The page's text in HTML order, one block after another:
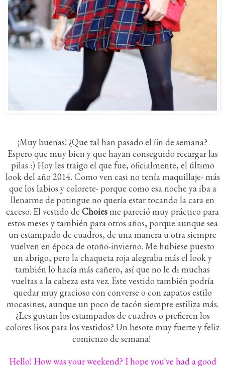
¡Muy buenas! ¿Que tal han pasado el fin de semana?
Espero que muy bien y que hayan conseguido recargar las
pilas :) Hoy les traigo el que fue, oficialmente, el último
look del año 2014. Como ven casi no tenía maquillaje- más
que los labios y colorete- porque como esa noche ya iba a
llenarme de potingue no quería estar tocando la cara en
exceso. El vestido de Choiesme pareció muy práctico para
estos meses y también para otros años, porque aunque sea
un estampado de cuadros, de una manera u otra siempre
vuelven en época de otoño-invierno. Me hubiese puesto
un abrigo, pero la chaqueta roja alegraba más el look y
también lo hacía más cañero, así que no le di muchas
vueltas a la cabeza esta vez. Este vestido también podría
quedar muy gracioso con converse o con zapatos estilo
mocasines, aunque un poco de tacón siempre estiliza más.
¿Les gustan los estampados de cuadros o prefieren los
colores lisos para los vestidos? Un besote muy fuerte y feliz
comienzo de semana!
Hello! How was your weekend? I hope you've had a good